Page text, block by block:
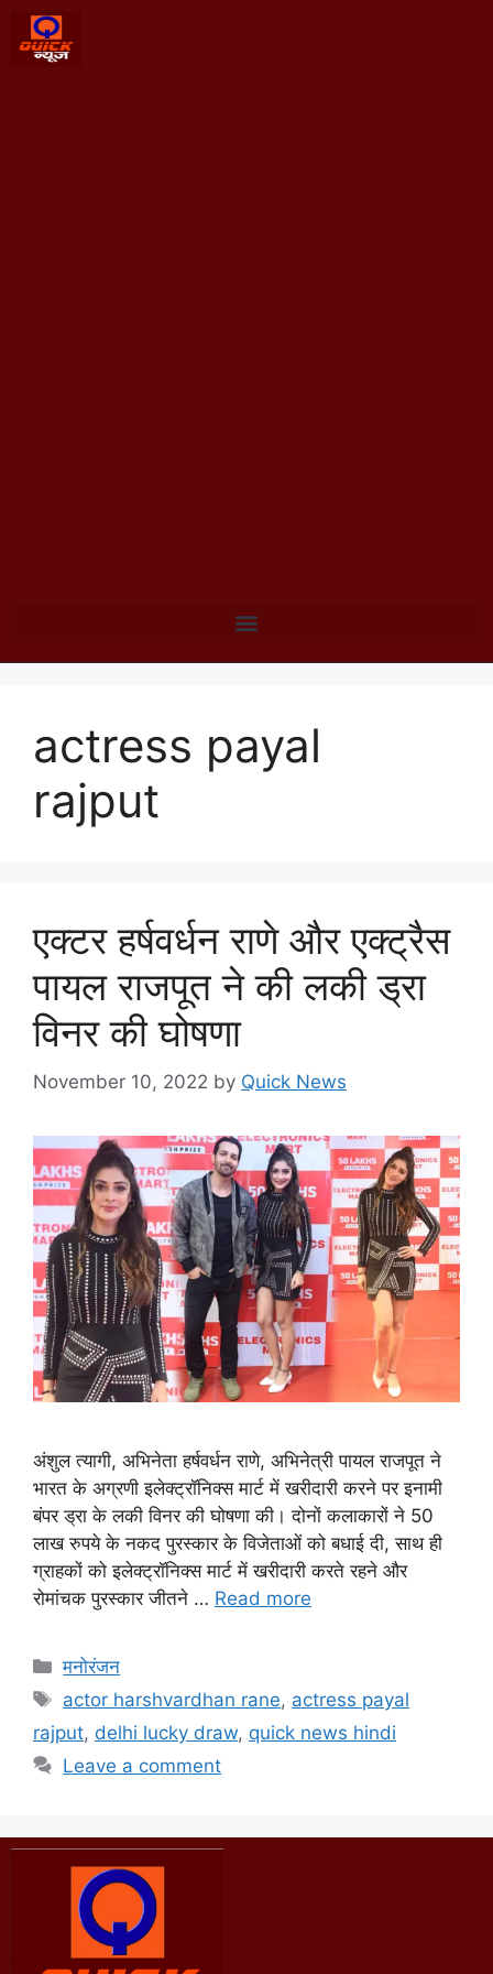
actress payal
rajput
एक्टर हर्षवर्धन राणे और एक्ट्रैस
पायल राजपूत ने की लकी ड्रा
विनर की घोषणा
November 10, 2022 by Quick News
अंशुल त्यागी, अभिनेता हर्षवर्धन राणे, अभिनेत्री पायल राजपूत ने
भारत के अग्रणी इलेक्ट्रॉनिक्स मार्ट में खरीदारी करने पर इनामी
बंपर ड्रा के लकी विनर की घोषणा की। दोनों कलाकारों ने 50
लाख रुपये के नकद पुरस्कार के विजेताओं को बधाई दी, साथ ही
ग्राहकों को इलेक्ट्रॉनिक्स मार्ट में खरीदारी करते रहने और
रोमांचक पुरस्कार जीतने … Read more
मनोरंजन
actor harshvardhan rane, actress payal
rajput, delhi lucky draw, quick news hindi
Leave a comment